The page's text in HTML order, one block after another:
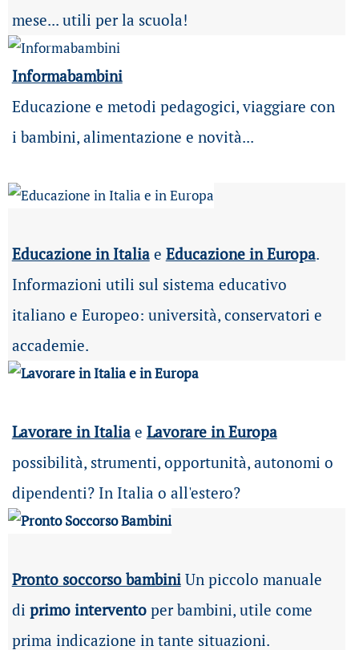
mese... utili per la scuola!
Informabambini
Educazione e metodi pedagogici, viaggiare con
i bambini, alimentazione e novità...
Educazione in Italiae Educazione in Europa.
Informazioni utili sul sistema educativo
italiano e Europeo: università, conservatori e
accademie.
Lavorare in Italia e Lavorare in Europa
possibilità, strumenti, opportunità, autonomi o
dipendenti? In Italia o all'estero?
Pronto soccorso bambiniUn piccolo manuale
di primo interventoper bambini, utile come
prima indicazione in tante situazioni.